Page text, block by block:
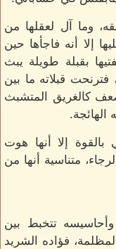
وما آل لعقلها من
إلا أنه فاجأها حين
بقبلة طويلة يبث
قبلاته ما بين
كالغريق المتشبث
إلا أنها هوت
متناسية أنها من
تتخبط بين
فؤاده الشريد